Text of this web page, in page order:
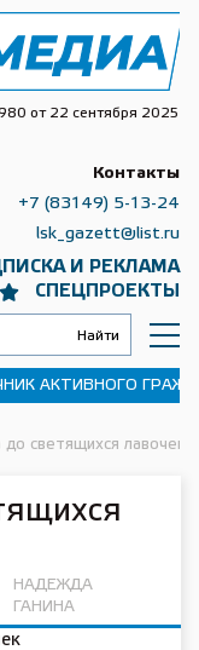
от 22 сентября 2025
И РЕКЛАМА
СПЕЦПРОЕКТЫ
Контакты
+7 (83149) 5-13-24
lsk_gazett@list.ru
АКТИВНОГО
светящихся лавочек
НАДЕЖДА
ГАНИНА